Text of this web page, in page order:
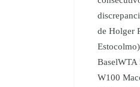
de Holger
BaselWTA
W100